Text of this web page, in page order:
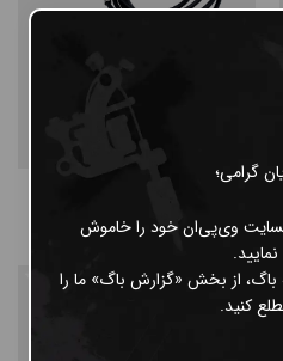
گرامی؛
وی‌پی‌ان خود را خاموش
نمایید.
از بخش «گزارش باگ» ما را
کنید.
450,000تومان